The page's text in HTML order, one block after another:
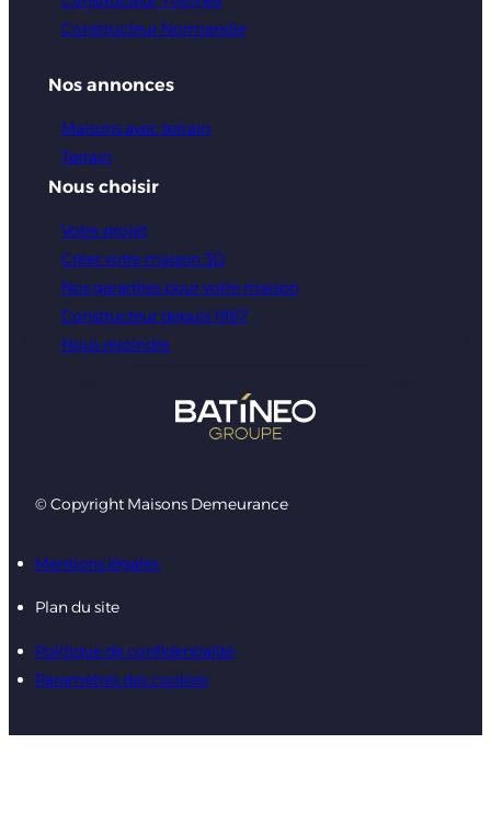
Constructeur Normandie
Nos annonces
Maisons avec terrain
Terrain
Nous choisir
Votre projet
Créer votre maison 3D
Nos garanties pour votre maison
Constructeur depuis 1987
Nous rejoindre
© Copyright Maisons Demeurance
Mentions légales
Plan du site
Politique de confidentialité
Paramètres des cookies